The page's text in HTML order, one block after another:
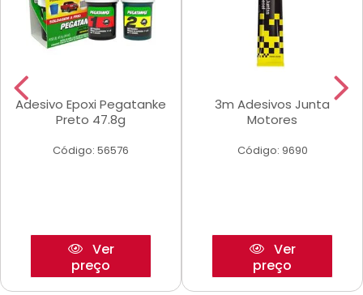
Adesivo Epoxi Pegatanke
Preto 47.8g
Código: 56576
Ver
preço
3m Adesivos Junta
Motores
Código: 9690
Ver
preço